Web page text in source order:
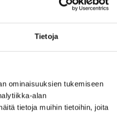
Tietoja
ominaisuuksien tukemiseen
alan
tietoja muihin tietoihin, joita